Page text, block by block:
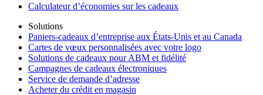
Calculateur d’économies sur les cadeaux
Solutions
Paniers-cadeaux d’entreprise aux États-Unis et au Canada
Cartes de vœux personnalisées avec votre logo
Solutions de cadeaux pour ABM et fidélité
Campagnes de cadeaux électroniques
Service de demande d’adresse
Acheter du crédit en magasin